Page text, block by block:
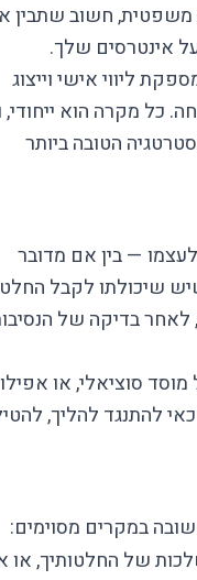
משפטית, חשוב שתבין
אינטרסים שלך.
ליווי אישי וייצוג
כל מקרה הוא ייחודי,
הטובה ביותר
— בין אם מדובר
שיכולתו לקבל
בדיקה של
סוציאלי, או אפילו
להתנגד להליך,
במקרים מסוימים:
של החלטותיך, או